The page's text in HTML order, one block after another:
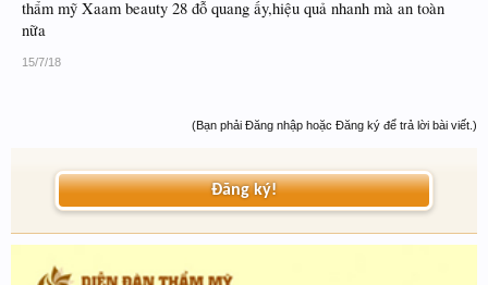
thẩm mỹ Xaam beauty 28 đỗ quang ấy,hiệu quả nhanh mà an toàn
nữa
15/7/18
(Bạn phải Đăng nhập hoặc Đăng ký để trả lời bài viết.)
Đăng ký!